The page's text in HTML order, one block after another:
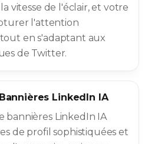
vitesse de l'éclair, et votre
l'attention
en s'adaptant aux
de Twitter.
LinkedIn IA
bannières LinkedIn IA
de profil sophistiquées et